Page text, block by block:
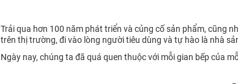
Trải qua hơn 100 năm phát triển và củng cố sản phẩm, cũng
trên thị trường, đi vào lòng người tiêu dùng và tự hào là nhà
Ngày nay, chúng ta đã quá quen thuộc với mỗi gian bếp của